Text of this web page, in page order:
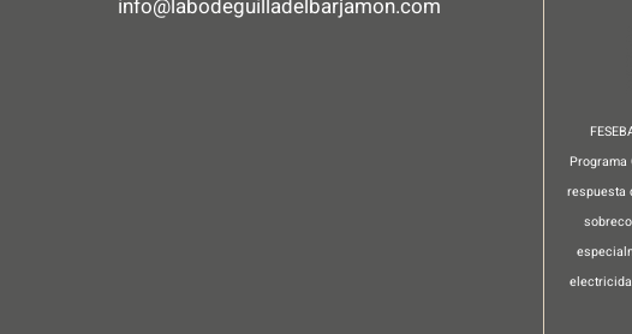
info@labodeguilladelbarjamon.com
Programa
respuesta